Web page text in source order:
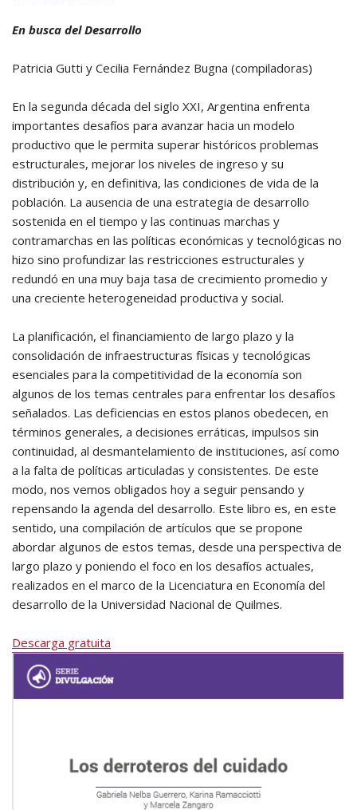
En busca del Desarrollo
Patricia Gutti y Cecilia Fernández Bugna (compiladoras)
En la segunda década del siglo XXI, Argentina enfrenta
importantes desafíos para avanzar hacia un modelo
productivo que le permita superar históricos problemas
estructurales, mejorar los niveles de ingreso y su
distribución y, en definitiva, las condiciones de vida de la
población. La ausencia de una estrategia de desarrollo
sostenida en el tiempo y las continuas marchas y
contramarchas en las políticas económicas y tecnológicas no
hizo sino profundizar las restricciones estructurales y
redundó en una muy baja tasa de crecimiento promedio y
una creciente heterogeneidad productiva y social.
La planificación, el financiamiento de largo plazo y la
consolidación de infraestructuras físicas y tecnológicas
esenciales para la competitividad de la economía son
algunos de los temas centrales para enfrentar los desafíos
señalados. Las deficiencias en estos planos obedecen, en
términos generales, a decisiones erráticas, impulsos sin
continuidad, al desmantelamiento de instituciones, así como
a la falta de políticas articuladas y consistentes. De este
modo, nos vemos obligados hoy a seguir pensando y
repensando la agenda del desarrollo. Este libro es, en este
sentido, una compilación de artículos que se propone
abordar algunos de estos temas, desde una perspectiva de
largo plazo y poniendo el foco en los desafíos actuales,
realizados en el marco de la Licenciatura en Economía del
desarrollo de la Universidad Nacional de Quilmes.
Descarga gratuita